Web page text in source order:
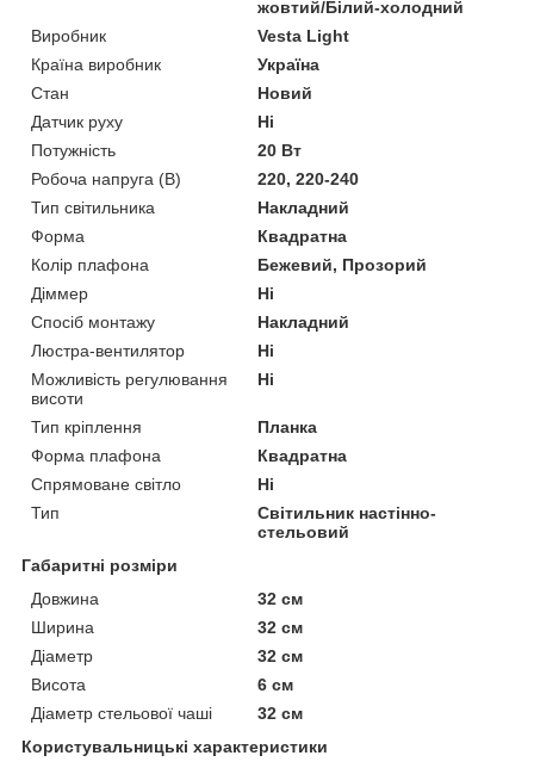
жовтий/Білий-холодний
Виробник
Vesta Light
Країна виробник
Україна
Стан
Новий
Датчик руху
Ні
Потужність
20 Вт
Робоча напруга (В)
220, 220-240
Тип світильника
Накладний
Форма
Квадратна
Колір плафона
Бежевий, Прозорий
Діммер
Ні
Спосіб монтажу
Накладний
Люстра-вентилятор
Ні
Можливість регулювання
висоти
Ні
Тип кріплення
Планка
Форма плафона
Квадратна
Спрямоване світло
Ні
Тип
Світильник настінно-
стельовий
Габаритні розміри
Довжина
32 см
Ширина
32 см
Діаметр
32 см
Висота
6 см
Діаметр стельової чаші
32 см
Користувальницькі характеристики